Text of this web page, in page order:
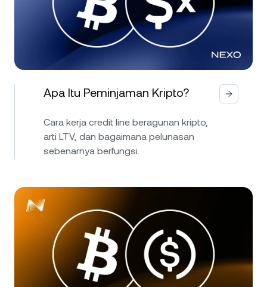
Apa Itu Peminjaman Kripto?
Cara kerja credit line beragunan kripto,
arti LTV, dan bagaimana pelunasan
sebenarnya berfungsi.